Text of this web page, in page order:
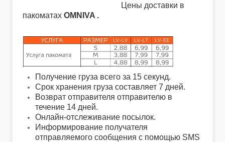
Цены доставки в
пакоматах OMNIVA .
Получение груза всего за 15 секунд.
Срок хранения груза составляет 7 дней.
Возврат отправителя отправителю в
течение 14 дней.
Онлайн-отслеживание посылок.
Информирование получателя
отправляемого сообщения с помощью SMS